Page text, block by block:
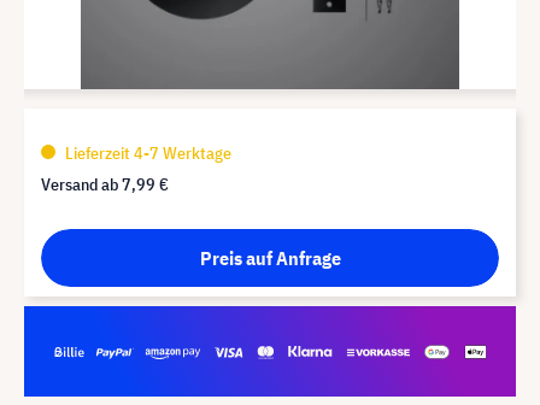
Lieferzeit 4-7 Werktage
Versand ab7,99 €
Preis auf Anfrage